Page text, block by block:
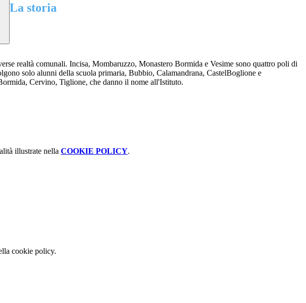
La storia
realtà comunali. Incisa, Mombaruzzo, Monastero Bormida e Vesime sono quattro poli di
solo alunni della scuola primaria, Bubbio, Calamandrana, CastelBoglione e
Cervino, Tiglione, che danno il nome all'Istituto.
illustrate nella COOKIE POLICY.
cookie policy.